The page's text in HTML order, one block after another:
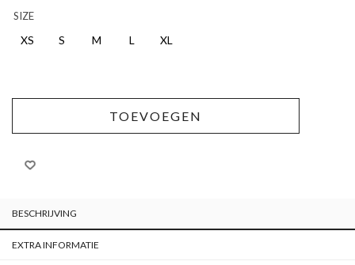
SIZE
XS S M L XL
TOEVOEGEN
BESCHRIJVING
EXTRA INFORMATIE